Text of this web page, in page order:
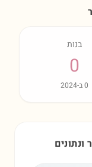
בנות
0
0ב-2024